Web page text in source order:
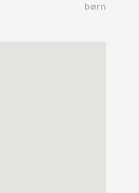
børn